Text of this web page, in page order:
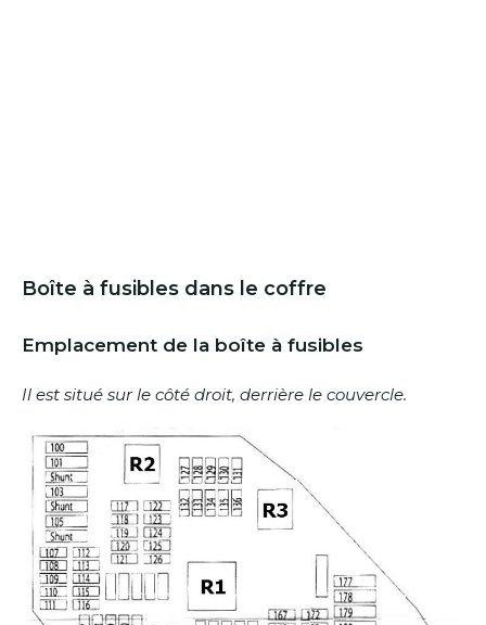
Boîte à fusibles dans le coffre
Emplacement de la boîte à fusibles
Il est situé sur le côté droit, derrière le couvercle.